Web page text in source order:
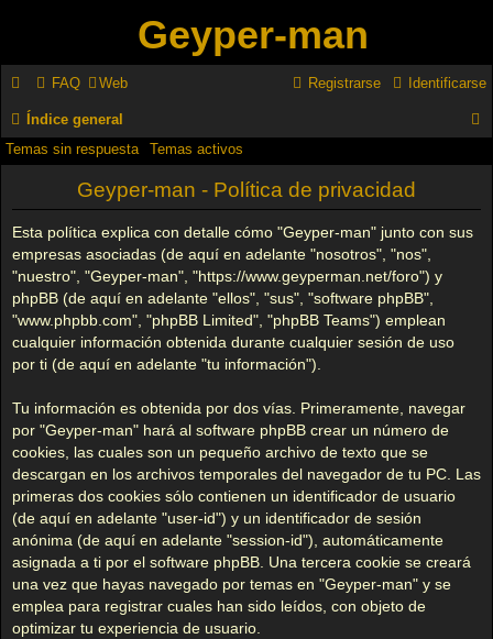
Geyper-man
FAQ Web Identificarse
Registrarse
Índice general
Temas sin respuesta Temas activos
Geyper-man - Política de privacidad
Esta política explica con detalle cómo "Geyper-man" junto con sus
empresas asociadas (de aquí en adelante "nosotros", "nos",
"nuestro", "Geyper-man", "https://www.geyperman.net/foro") y
phpBB (de aquí en adelante "ellos", "sus", "software phpBB",
"www.phpbb.com", "phpBB Limited", "phpBB Teams") emplean
cualquier información obtenida durante cualquier sesión de uso
por ti (de aquí en adelante "tu información").
Tu información es obtenida por dos vías. Primeramente, navegar
por "Geyper-man" hará al software phpBB crear un número de
cookies, las cuales son un pequeño archivo de texto que se
descargan en los archivos temporales del navegador de tu PC. Las
primeras dos cookies sólo contienen un identificador de usuario
(de aquí en adelante "user-id") y un identificador de sesión
anónima (de aquí en adelante "session-id"), automáticamente
asignada a ti por el software phpBB. Una tercera cookie se creará
una vez que hayas navegado por temas en "Geyper-man" y se
emplea para registrar cuales han sido leídos, con objeto de
optimizar tu experiencia de usuario.